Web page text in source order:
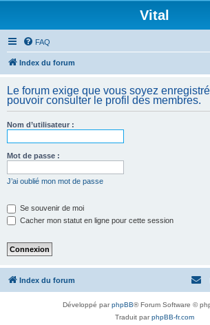
Vital
FAQ
Index du forum
Le forum exige que vous soyez
pouvoir consulter le profil des membres.
Nom d’utilisateur :
Mot de passe :
J’ai oublié mon mot de passe
Se souvenir de moi
Cacher mon statut en ligne pour cette session
Index du forum
Développé parphpBB® Forum Software ©
Traduit parphpBB-fr.com